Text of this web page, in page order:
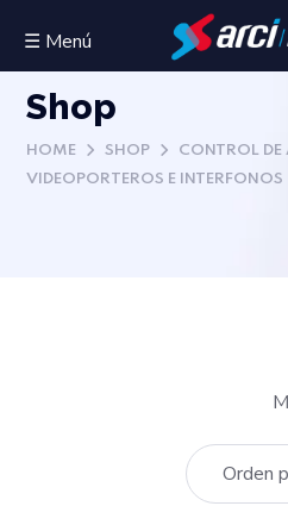
☰ Menú
Shop
HOME SHOP
CONTROL DE
VIDEOPORTEROS E INTERFONOS